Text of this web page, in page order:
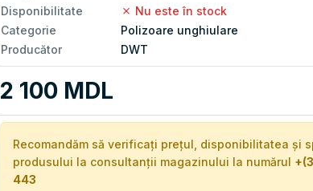
Disponibilitate
Nu este în stock
Categorie
Polizoare unghiulare
Producător
DWT
2 100 MDL
Recomandăm să verificați prețul, disponibilitatea și
produsului la consultanții magazinului la numărul
443